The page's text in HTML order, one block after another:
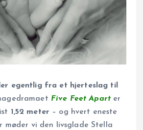
egentlig fra et hjerteslag til
Five Feet Apart er
1,52 meter – og hvert eneste
møder vi den livsglade Stella